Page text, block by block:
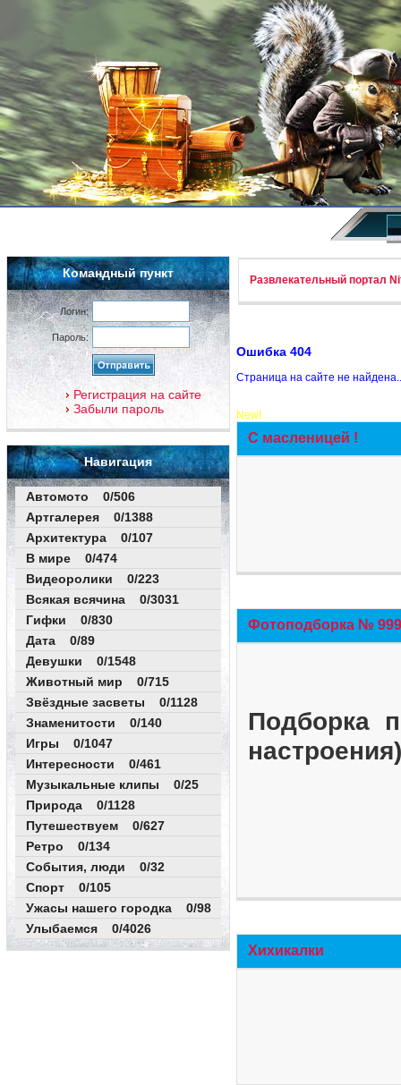
Командный пункт
Логин:
Пароль:
Регистрация на сайте
Забыли пароль
Навигация
Автомото 0/506
Артгалерея 0/1388
Архитектура 0/107
В мире 0/474
Видеоролики 0/223
Всякая всячина 0/3031
Гифки 0/830
Дата 0/89
Девушки 0/1548
Животный мир 0/715
Звёздные засветы 0/1128
Знаменитости 0/140
Игры 0/1047
Интересности 0/461
Музыкальные клипы 0/25
Природа 0/1128
Путешествуем 0/627
Ретро 0/134
События, люди 0/32
Спорт 0/105
Ужасы нашего городка 0/98
Улыбаемся 0/4026
Развлекательный портал
Ошибка 404
Страница на сайте не
New!
С масленицей !
Фотоподборка №
Подборка
Хихикалки